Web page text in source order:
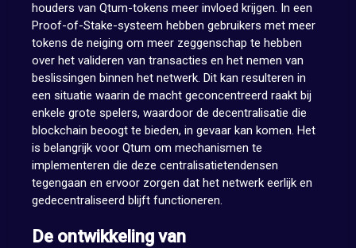
houders van Qtum-tokens meer invloed krijgen. In een
Proof-of-Stake-systeem hebben gebruikers met meer
tokens de neiging om meer zeggenschap te hebben
over het valideren van transacties en het nemen van
beslissingen binnen het netwerk. Dit kan resulteren in
een situatie waarin de macht geconcentreerd raakt bij
enkele grote spelers, waardoor de decentralisatie die
blockchain beoogt te bieden, in gevaar kan komen. Het
is belangrijk voor Qtum om mechanismen te
implementeren die deze centralisatietendensen
tegengaan en ervoor zorgen dat het netwerk eerlijk en
gedecentraliseerd blijft functioneren.
De ontwikkeling van